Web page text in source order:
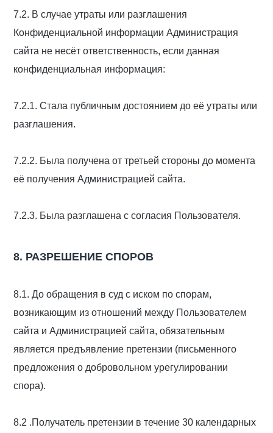
7.2. В случае утраты или разглашения
Конфиденциальной информации Администрация
сайта не несёт ответственность, если данная
конфиденциальная информация:
7.2.1. Стала публичным достоянием до её утраты или
разглашения.
7.2.2. Была получена от третьей стороны до момента
её получения Администрацией сайта.
7.2.3. Была разглашена с согласия Пользователя.
8. РАЗРЕШЕНИЕ СПОРОВ
8.1. До обращения в суд с иском по спорам,
возникающим из отношений между Пользователем
сайта и Администрацией сайта, обязательным
является предъявление претензии (письменного
предложения о добровольном урегулировании
спора).
8.2 .Получатель претензии в течение 30 календарных